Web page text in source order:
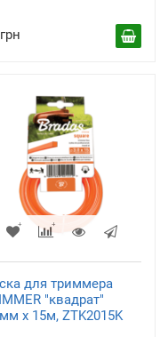
для триммера
"квадрат"
х 15м, ZTK2015K